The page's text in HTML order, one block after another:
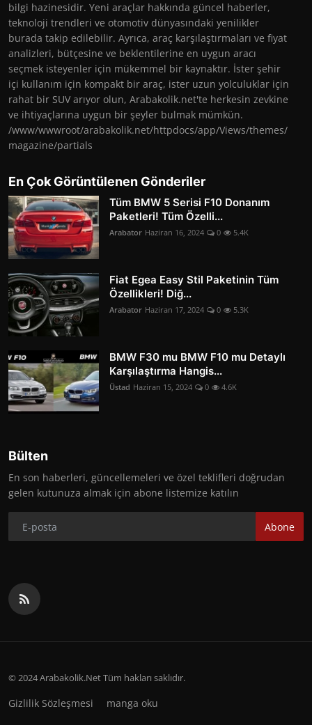
bilgi hazinesidir. Yeni araçlar hakkında güncel haberler,
teknoloji trendleri ve otomotiv dünyasındaki yenilikler
burada takip edilebilir. Ayrıca, araç karşılaştırmaları ve fiyat
analizleri, bütçesine ve beklentilerine en uygun aracı
seçmek isteyenler için mükemmel bir kaynaktır. İster şehir
içi kullanım için kompakt bir araç, ister uzun yolculuklar için
rahat bir SUV arıyor olun, Arabakolik.net'te herkesin zevkine
ve ihtiyaçlarına uygun bir şeyler bulmak mümkün.
/www/wwwroot/arabakolik.net/httpdocs/app/Views/themes/
magazine/partials
En Çok Görüntülenen Gönderiler
Tüm BMW 5 Serisi F10 Donanım
Paketleri! Tüm Özelli...
Arabator Haziran 16, 2024 0 5.4K
Fiat Egea Easy Stil Paketinin Tüm
Özellikleri! Diğ...
Arabator Haziran 17, 2024 0 5.3K
BMW F30 mu BMW F10 mu Detaylı
Karşılaştırma Hangis...
Üstad Haziran 15, 2024 0 4.6K
Bülten
En son haberleri, güncellemeleri ve özel teklifleri doğrudan
gelen kutunuza almak için abone listemize katılın
Abone
© 2024 Arabakolik.Net Tüm hakları saklıdır.
Gizlilik Sözleşmesi manga oku